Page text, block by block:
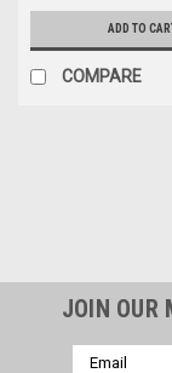
ADD TO
COMPARE
JOIN OUR
Email